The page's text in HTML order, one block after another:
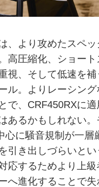
、より攻めたスペッ
高圧縮化、ショート
視、そして低速を補
ル。よりレーシング
で、CRF450RXに
あるかもしれない。
心に騒音規制が一層
引き出しづらいと
応するためより上級
へ進化することで失